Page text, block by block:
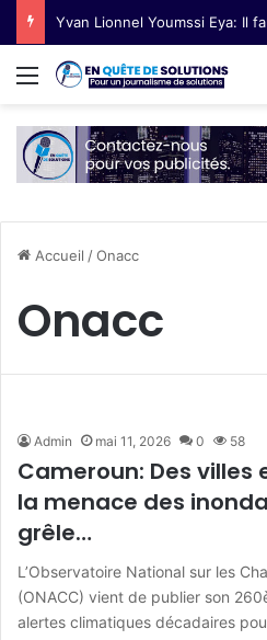
Menu
Accueil /Onacc
Onacc
Admin mai 11, 2026 0 58
Cameroun: Des villes
la menace des
grêle…
L’Observatoire National sur les
(ONACC) vient de publier son
alertes climatiques décadaires